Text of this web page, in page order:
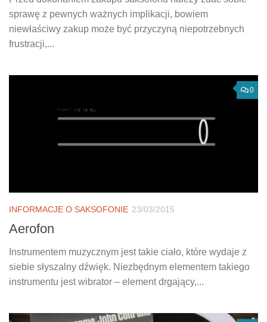
sprawę z pewnych ważnych implikacji, bowiem
niewłaściwy zakup może być przyczyną niepotrzebnych
frustracji,...
0
INFORMACJE O SAKSOFONIE 23/03/2015
Aerofon
Instrumentem muzycznym jest takie ciało, które wydaje z
siebie słyszalny dźwięk. Niezbędnym elementem takiego
instrumentu jest wibrator – element drgający,...